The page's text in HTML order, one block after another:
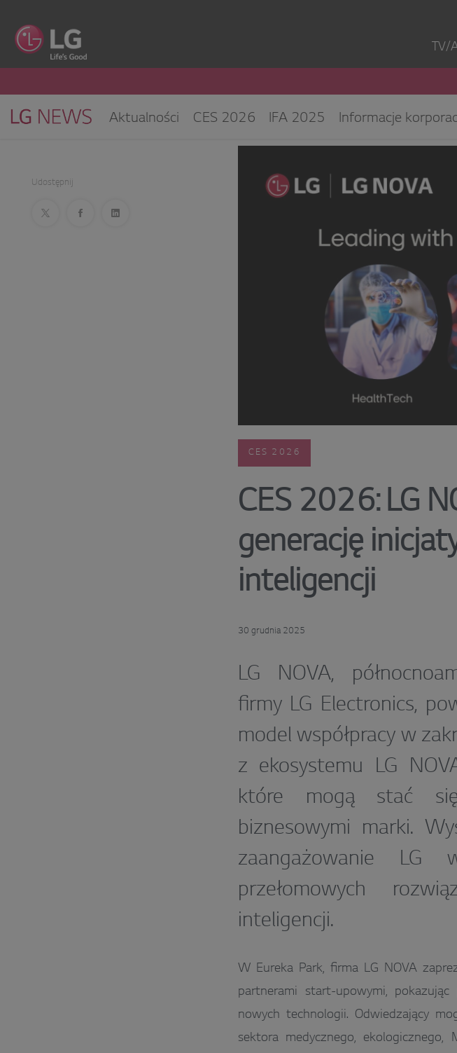
TV/
Aktualności CES 2026 IFA 2025 Informacje
Klimatyzacja i pompy ciepła
Sprzęt IT ESG/CSR
Udostępnij
CES 2026
CES 2026: LG
generację
inteligencji
30 grudnia 2025
LG NOVA,
firmy LG Electronics,
model współpracy w
z ekosystemu LG
które mogą stać się
biznesowymi marki.
zaangażowanie LG
przełomowych
inteligencji.
W Eureka Park, firma LG NOVA
partnerami start-upowymi,
nowych technologii. Odwiedzający
sektora medycznego,